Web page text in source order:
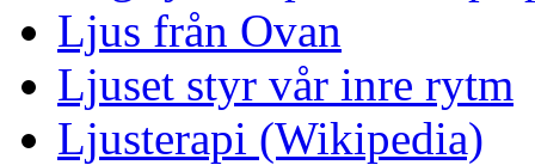
Ljus från Ovan
Ljuset styr vår inre rytm
Ljusterapi (Wikipedia)